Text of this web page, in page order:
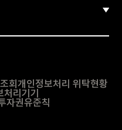
회개인정보처리 위탁현황
처리기기
자권유준칙